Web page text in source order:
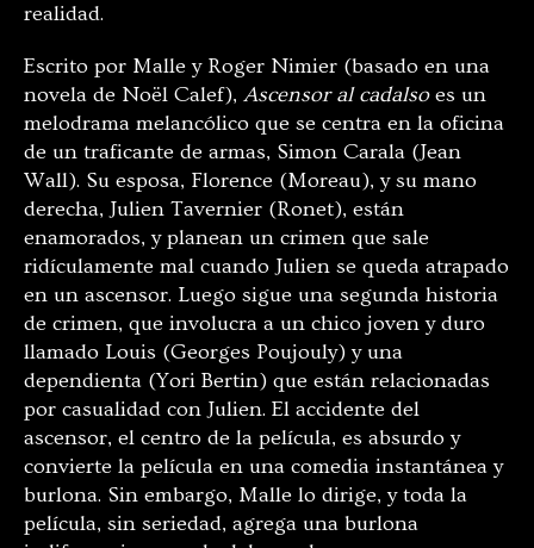
realidad.
Escrito por Malle y Roger Nimier (basado en una
novela de Noël Calef), Ascensor al cadalsoes un
melodrama melancólico que se centra en la oficina
de un traficante de armas, Simon Carala (Jean
Wall). Su esposa, Florence (Moreau), y su mano
derecha, Julien Tavernier (Ronet), están
enamorados, y planean un crimen que sale
ridículamente mal cuando Julien se queda atrapado
en un ascensor. Luego sigue una segunda historia
de crimen, que involucra a un chico joven y duro
llamado Louis (Georges Poujouly) y una
dependienta (Yori Bertin) que están relacionadas
por casualidad con Julien. El accidente del
ascensor, el centro de la película, es absurdo y
convierte la película en una comedia instantánea y
burlona. Sin embargo, Malle lo dirige, y toda la
película, sin seriedad, agrega una burlona